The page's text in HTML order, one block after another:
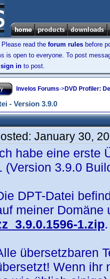
read the forum rules before
is open to everyone. To post
sign in to post.
Invelos Forums->DVD Profiler:
- Version 3.9.0
January 30,
habe eine erste
(Version 3.9.0
DPT-Datei
meiner Domäne
1.zip.
übersetzbaren
Wenn ihr